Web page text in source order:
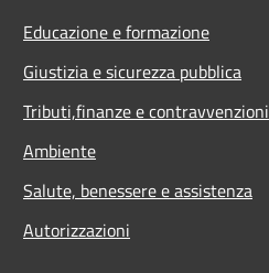
Educazione e formazione
Giustizia e sicurezza pubblica
Tributi,finanze e contravvenzioni
Ambiente
Salute, benessere e assistenza
Autorizzazioni